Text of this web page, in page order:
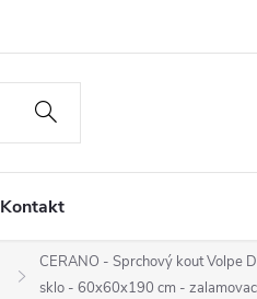
Kontakt
CERANO - Sprchový kout Volpe
sklo - 60x60x190 cm -